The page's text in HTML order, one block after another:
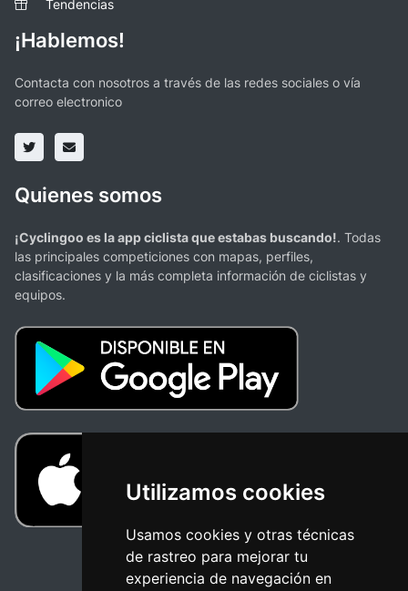
Utilizamos cookies
Usamos cookies y otras técnicas
de rastreo para mejorar tu
experiencia de navegación en
Tendencias
¡Hablemos!
Contacta con nosotros a través de las redes sociales o vía
correo electronico
Quienes somos
¡Cyclingoo es la app ciclista que estabas buscando!. Todas
las principales competiciones con mapas, perfiles,
clasificaciones y la más completa información de ciclistas y
equipos.